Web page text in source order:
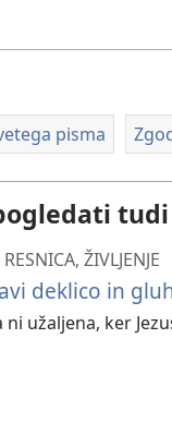
pisma
tudi
ŽIVLJENJE
deklico in
ni užaljena, ker